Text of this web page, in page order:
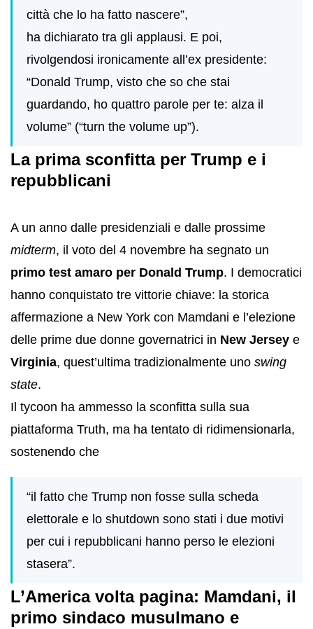
città che lo ha fatto nascere”,
ha dichiarato tra gli applausi. E poi,
rivolgendosi ironicamente all’ex presidente:
“Donald Trump, visto che so che stai
guardando, ho quattro parole per te: alza il
volume” (“turn the volume up”).
La prima sconfitta per Trump e i
repubblicani
A un anno dalle presidenziali e dalle prossime
midterm, il voto del 4 novembre ha segnato un
primo test amaro per Donald Trump. I democratici
hanno conquistato tre vittorie chiave: la storica
affermazione a New York con Mamdani e l’elezione
delle prime due donne governatrici in New Jersey e
Virginia, quest’ultima tradizionalmente uno swing
state.
Il tycoon ha ammesso la sconfitta sulla sua
piattaforma Truth, ma ha tentato di ridimensionarla,
sostenendo che
“il fatto che Trump non fosse sulla scheda
elettorale e lo shutdown sono stati i due motivi
per cui i repubblicani hanno perso le elezioni
stasera”.
L’America volta pagina: Mamdani, il
primo sindaco musulmano e